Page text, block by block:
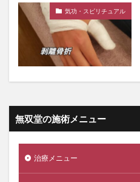
気功・スピリチュアル
無双堂の施術メニュー
治療メニュー